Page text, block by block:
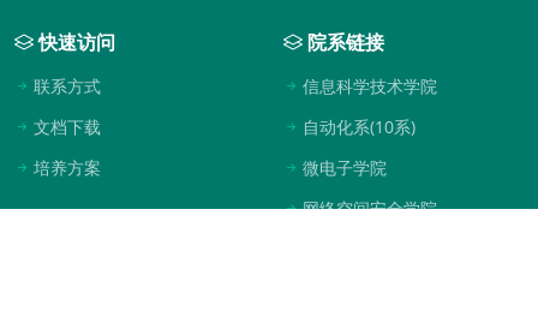
快速访问
联系方式
文档下载
培养方案
院系链接
信息科学技术学院
自动化系(10系)
微电子学院
网络空间安全学院